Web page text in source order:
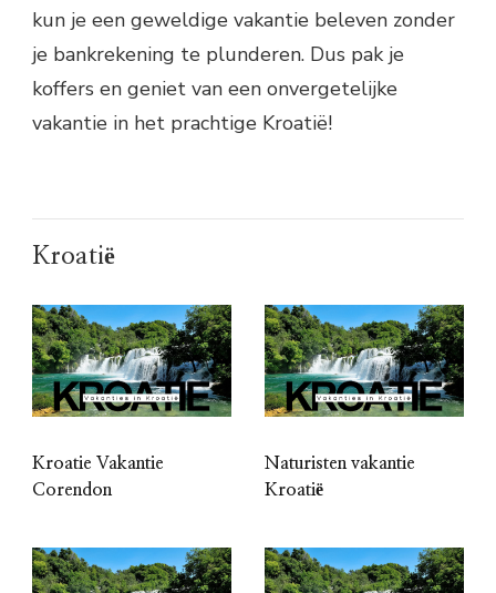
kun je een geweldige vakantie beleven zonder
je bankrekening te plunderen. Dus pak je
koffers en geniet van een onvergetelijke
vakantie in het prachtige Kroatië!
Kroatië
Kroatie Vakantie
Corendon
Naturisten vakantie
Kroatië